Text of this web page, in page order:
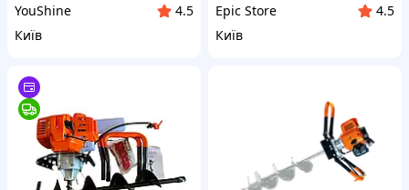
YouShine
4.5
Київ
Epic Store
4.5
Київ